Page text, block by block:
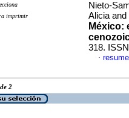
imprimir
Nieto-
Alicia
México:
318.
·
2